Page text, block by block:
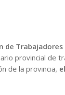
de Trabajadores
provincial de
de la provincia,